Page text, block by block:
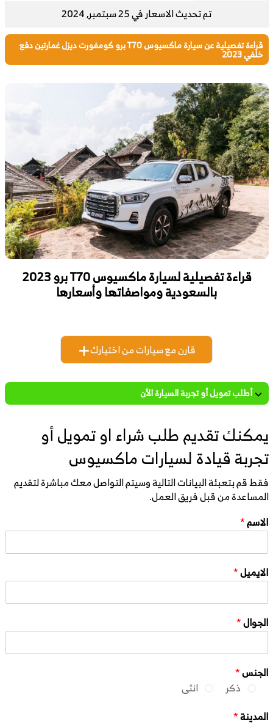
تم تحديث الاسعار في 25 سبتمبر, 2024
قراءة تفصيلية عن سيارة ماكسيوس T70 برو كومفورت ديزل غمارتين دفع
خلفي 2023
قراءة تفصيلية لسيارة ماكسيوس T70 برو 2023
بالسعودية ومواصفاتها وأسعارها
قارن مع سيارات من اختيارك
أطلب تمويل أو تجربة السيارة الأن
يمكنك تقديم طلب شراء او تمويل أو
تجربة قيادة لسيارات ماكسيوس
فقط قم بتعبئة البيانات التالية وسيتم التواصل معك مباشرة لتقديم
المساعدة من قبل فريق العمل.
الاسم*
الايميل*
الجوال*
الجنس*
ذكر
انثى
المدينة*